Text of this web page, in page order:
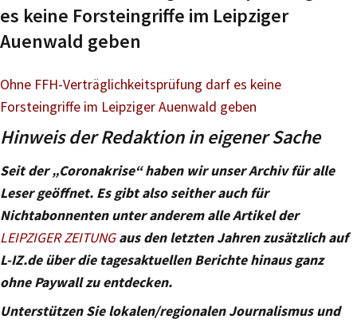
es keine Forsteingriffe im Leipziger
Auenwald geben
Ohne FFH-Verträglichkeitsprüfung darf es keine
Forsteingriffe im Leipziger Auenwald geben
Hinweis der Redaktion in eigener Sache
Seit der „Coronakrise“ haben wir unser Archiv für alle
Leser geöffnet. Es gibt also seither auch für
Nichtabonnenten unter anderem alle Artikel der
LEIPZIGER ZEITUNGaus den letzten Jahren zusätzlich auf
L-IZ.de über die tagesaktuellen Berichte hinaus ganz
ohne Paywall zu entdecken.
Unterstützen Sie lokalen/regionalen Journalismus und